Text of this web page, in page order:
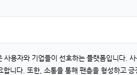
용자와 기업들이 선호하는 플랫폼입니다.
니다. 또한, 소통을 통해 팬층을 형성하고